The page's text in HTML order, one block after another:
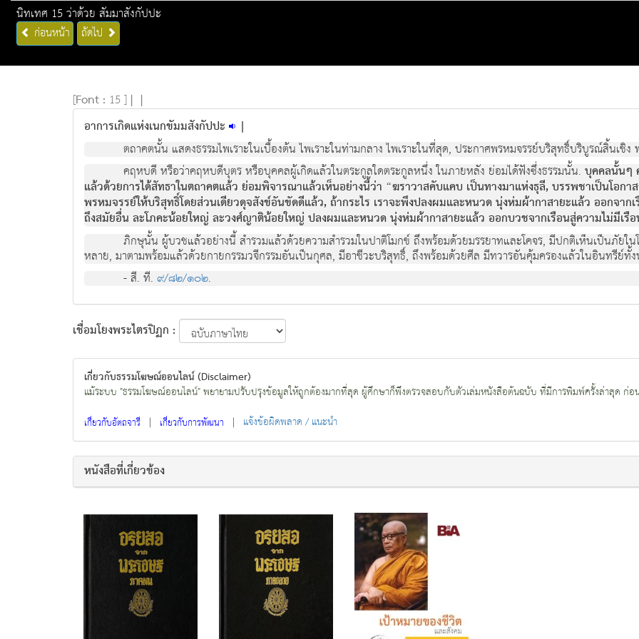
นิทเทศ 15 ว่าด้วย สัมมาสังกัปปะ
ก่อนหน้า ถัดไป
[Font : 15 ] | |
อาการเกิดแห่งเนกขัมมสังกัปปะ |
ตถาคตนั้น แสดงธรรมไพเราะในเบื้องต้น ไพเราะในท่ามกลาง ไพเราะในที่สุด, ประกาศพรหมจรรย์บริสุทธิ์บริบูรณ์สิ้นเ
คฤหบดี หรือว่าคฤหบดีบุตร หรือบุคคลผู้เกิดแล้วในตระกูลใดตระกูลหนึ่ง ในภายหลัง ย่อมได้ฟังซึ่งธรรมนั้น.บุคคลนั้นๆ
แล้วด้วยการได้สัทธาในตถาคตแล้ว ย่อมพิจารณาแล้วเห็นอย่างนี้ว่า “ฆราวาสคับแคบ เป็นทางมาแห่งธุลี, บรรพชาเป็นโอกา
พรหมจรรย์ให้บริสุทธิ์โดยส่วนเดียวดุจสังข์อันขัดดีแล้ว, ถ้ากระไร เราจะพึงปลงผมและหนวด นุ่งห่มผ้ากาสายะแล้ว ออกจา
ถึงสมัยอื่น ละโภคะน้อยใหญ่ ละวงศ์ญาติน้อยใหญ่ ปลงผมและหนวด นุ่งห่มผ้ากาสายะแล้ว ออกบวชจากเรือนสู่ความไม่มีเรื
ภิกษุนั้น ผู้บวชแล้วอย่างนี้ สำรวมแล้วด้วยความสำรวมในปาติโมกข์ ถึงพร้อมด้วยมรรยาทและโคจร, มีปกติเห็นเป็นภัย
หลาย, มาตามพร้อมแล้วด้วยกายกรรมวจีกรรมอันเป็นกุศล, มีอาชีวะบริสุทธิ์, ถึงพร้อมด้วยศีล มีทวารอันคุ้มครองแล้วในอินทรี
- สี. ที.๙/๘๒/๑๐๒.
เชื่อมโยงพระไตรปิฏก :
เกี่ยวกับธรรมโฆษณ์ออนไลน์ (Disclaimer)
แม้ระบบ "ธรรมโฆษณ์ออนไลน์" พยายามปรับปรุงข้อมูลให้ถูกต้องมากที่สุด ผู้ศึกษาก็พึงตรวจสอบกับตัวเล่มหนังสือต้นฉบับ ที่มีการพิมพ์ครั้งล่าสุด ก่อน
เกี่ยวกับอัตถจารี | เกี่ยวกับการพัฒนา | แจ้งข้อผิดพลาด / แนะนำ
หนังสือที่เกี่ยวข้อง